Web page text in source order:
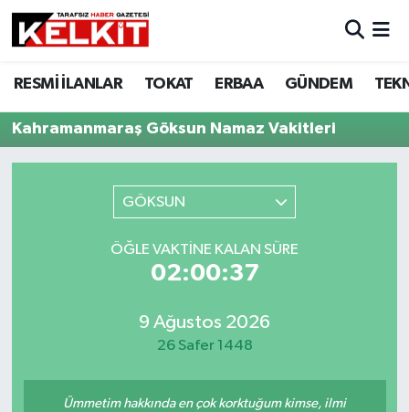
RESMİ İLANLAR TOKAT ERBAA GÜNDEM
Kahramanmaraş Göksun Namaz Vakitleri
GÖKSUN
ÖĞLE VAKTINE KALAN SÜRE
02:00:37
9 Ağustos 2026
26 Safer 1448
Ümmetim hakkında en çok korktuğum kimse, ilmi